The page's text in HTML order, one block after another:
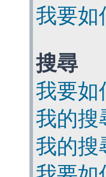
我要如
搜尋
我要如
我的搜
我的搜